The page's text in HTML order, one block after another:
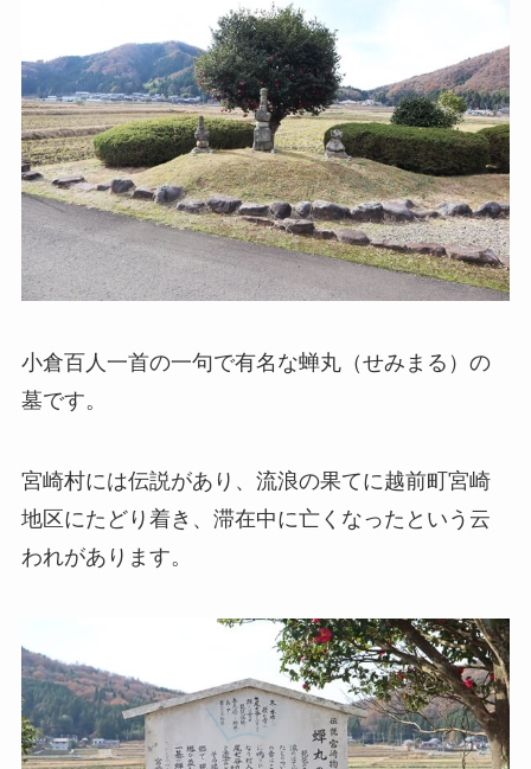
小倉百人一首の一句で有名な蝉丸（せみまる）の
墓です。
宮崎村には伝説があり、流浪の果てに越前町宮崎
地区にたどり着き、滞在中に亡くなったという云
われがあります。